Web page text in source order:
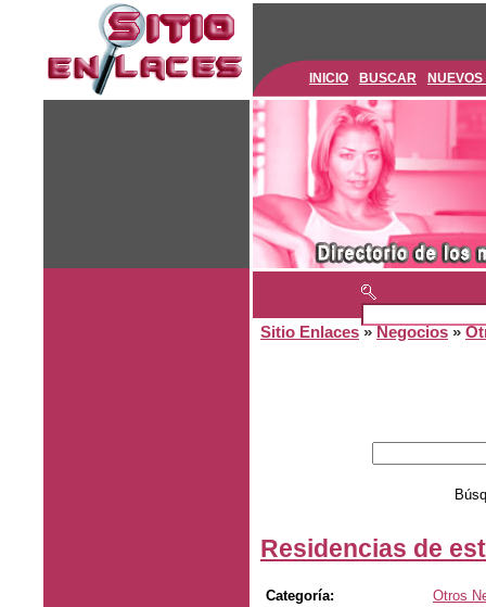
INICIO BUSCAR
Sitio Enlaces»Negocios»
Residencias de
Categoría:
Otros